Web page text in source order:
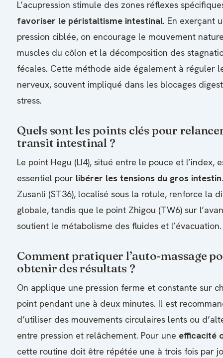
L’acupression stimule des zones réflexes
favoriser le péristaltisme intestinal. En exerçant
pression ciblée, on encourage le mouvement
muscles du côlon et la décomposition des
fécales. Cette méthode aide également à réguler
nerveux, souvent impliqué dans les blocages
stress.
Quels sont les points clés pour
transit intestinal ?
Le point Hegu (LI4), situé entre le pouce et l’index,
essentiel pour libérer les tensions du gros intestin
Zusanli (ST36), localisé sous la rotule, renforce la
globale, tandis que le point Zhigou (TW6) sur
soutient le métabolisme des fluides et l’évacuation.
Comment pratiquer l’auto-massage
obtenir des résultats ?
On applique une pression ferme et constante sur
point pendant une à deux minutes. Il est
d’utiliser des mouvements circulaires lents ou
entre pression et relâchement. Pour une efficacité
cette routine doit être répétée une à trois fois par